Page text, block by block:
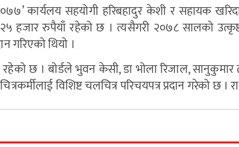
कार्यलय सहयोगी हरिबहादुर केशी र सहायक
हजार रुपैयाँ रहेको छ । त्यसैगरी २०७८ सालको
गरिएको थियो ।
छ । बोर्डले भुवन केसी, डा भोला रिजाल, सानुकुमार
विशिष्ट चलचित्र परिचयपत्र प्रदान गरेको छ ।